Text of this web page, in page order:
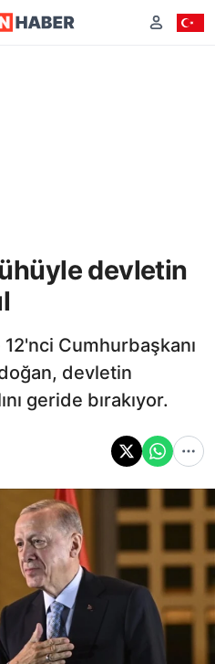
devletin
Cumhurbaşkanı
devletin
geride bırakıyor.